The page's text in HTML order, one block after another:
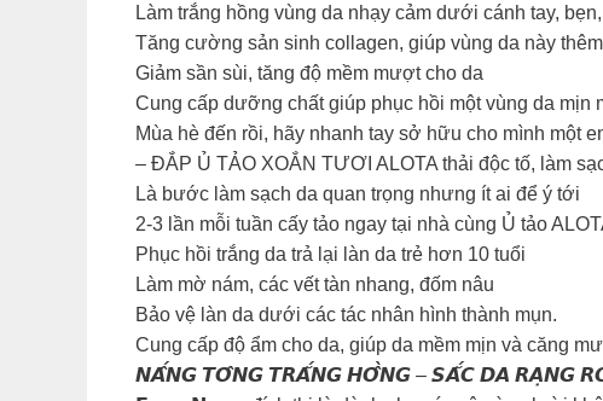
Làm trắng hồng vùng da nhạy cảm dưới cánh tay,
Tăng cường sản sinh collagen, giúp vùng da này
Giảm sần sùi, tăng độ mềm mượt cho da
Cung cấp dưỡng chất giúp phục hồi một vùng da mịn
Mùa hè đến rồi, hãy nhanh tay sở hữu cho mình
– ĐẮP Ủ TẢO XOẮN TƯƠI ALOTA thải độc tố, làm
Là bước làm sạch da quan trọng nhưng ít ai để ý tới
2-3 lần mỗi tuần cấy tảo ngay tại nhà cùng Ủ tảo
Phục hồi trắng da trả lại làn da trẻ hơn 10 tuổi
Làm mờ nám, các vết tàn nhang, đốm nâu
Bảo vệ làn da dưới các tác nhân hình thành mụn.
Cung cấp độ ẩm cho da, giúp da mềm mịn và căng
𝙉𝘼̂́𝙉𝙂 𝙏𝙊̂𝙉𝙂 𝙏𝙍𝘼̆́𝙉𝙂 𝙃𝙊̂̀𝙉𝙂 – 𝙎𝘼̆́𝘾 𝘿𝘼 𝙍𝘼̣𝙉𝙂